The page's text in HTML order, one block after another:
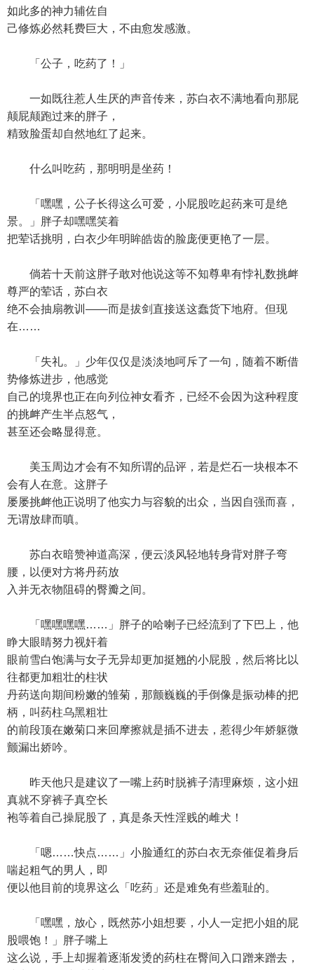
如此多的神力辅佐自
己修炼必然耗费巨大，不由愈发感激。
「公子，吃药了！」
一如既往惹人生厌的声音传来，苏白衣不满地看向那屁
颠屁颠跑过来的胖子，
精致脸蛋却自然地红了起来。
什么叫吃药，那明明是坐药！
「嘿嘿，公子长得这么可爱，小屁股吃起药来可是绝
景。」胖子却嘿嘿笑着
把荤话挑明，白衣少年明眸皓齿的脸庞便更艳了一层。
倘若十天前这胖子敢对他说这等不知尊卑有悖礼数挑衅
尊严的荤话，苏白衣
绝不会抽扇教训——而是拔剑直接送这蠢货下地府。但现
在……
「失礼。」少年仅仅是淡淡地呵斥了一句，随着不断借
势修炼进步，他感觉
自己的境界也正在向列位神女看齐，已经不会因为这种程度
的挑衅产生半点怒气，
甚至还会略显得意。
美玉周边才会有不知所谓的品评，若是烂石一块根本不
会有人在意。这胖子
屡屡挑衅他正说明了他实力与容貌的出众，当因自强而喜，
无谓放肆而嗔。
苏白衣暗赞神道高深，便云淡风轻地转身背对胖子弯
腰，以便对方将丹药放
入并无衣物阻碍的臀瓣之间。
「嘿嘿嘿嘿……」胖子的哈喇子已经流到了下巴上，他
睁大眼睛努力视奸着
眼前雪白饱满与女子无异却更加挺翘的小屁股，然后将比以
往都更加粗壮的柱状
丹药送向期间粉嫩的雏菊，那颤巍巍的手倒像是振动棒的把
柄，叫药柱乌黑粗壮
的前段顶在嫩菊口来回摩擦就是插不进去，惹得少年娇躯微
颤漏出娇吟。
昨天他只是建议了一嘴上药时脱裤子清理麻烦，这小妞
真就不穿裤子真空长
袍等着自己操屁股了，真是条天性淫贱的雌犬！
「嗯……快点……」小脸通红的苏白衣无奈催促着身后
喘起粗气的男人，即
便以他目前的境界这么「吃药」还是难免有些羞耻的。
「嘿嘿，放心，既然苏小姐想要，小人一定把小姐的屁
股喂饱！」胖子嘴上
这么说，手上却握着逐渐发烫的药柱在臀间入口蹭来蹭去，